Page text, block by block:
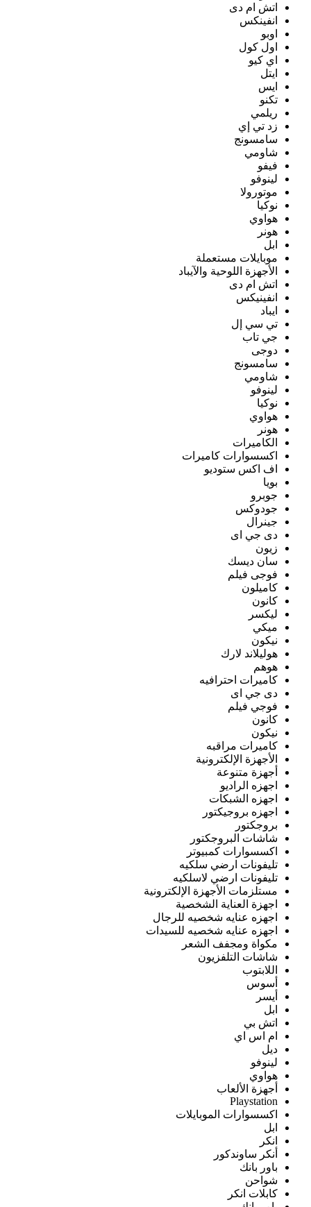
اتش ام دى
انفينكس
اوبو
اول كول
اي كيو
ايتل
ايس
تكنو
ريلمي
زد تي إي
سامسونج
شاومي
فيفو
لينوفو
موتورولا
نوكيا
هواوي
هونر
ابل
موبايلات مستعملة
الأجهزة اللوحية والآيباد
اتش ام دى
انفينيكس
ايباد
تي سي إل
جي تاب
دوجى
سامسونج
شاومي
لينوفو
نوكيا
هواوي
هونر
الكاميرات
اكسسوارات كاميرات
اف اكس ستوديو
بويا
جوبرو
جودوكس
جينرال
دى جي اى
زيون
سان ديسك
فوجى فيلم
كاميلون
كانون
ليكسر
ميكي
نيكون
هوليلاند لارك
هوهم
كاميرات احترافيه
دى جي اى
فوجي فيلم
كانون
نيكون
كاميرات مراقبه
الأجهزة الإلكترونية
أجهزة متنوعة
اجهزه الراديو
اجهزه الشبكات
اجهزه بروجيكتور
بروجكتور
شاشات البروجكتور
اكسسوارات كمبيوتر
تليفونات ارضي سلكيه
تليفونات ارضي لاسلكيه
مستلزمات الأجهزة الإلكترونية
اجهزة العناية الشخصية
اجهزه عنايه شخصيه للرجال
اجهزه عنايه شخصيه للسيدات
مكواة ومجفف الشعر
شاشات التلفزيون
اللابتوب
أسوس
أيسر
ابل
اتش بي
ام اس اي
ديل
لينوفو
هواوي
أجهزة الألعاب
Playstation
اكسسوارات الموبايلات
ابل
انكر
أنكر ساوندكور
باور بانك
شواحن
كابلات انكر